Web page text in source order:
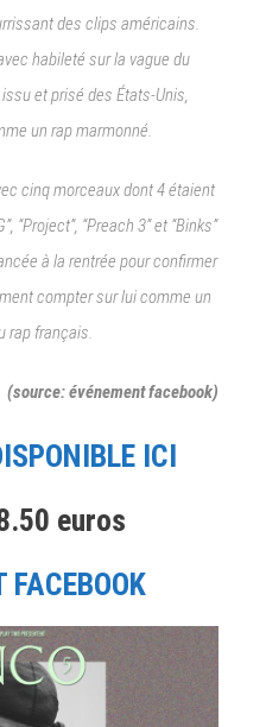
des clips américains.
habileté sur la vague du
et prisé des États-Unis,
un rap marmonné.
cinq morceaux dont 4 étaient
“Project”, “Preach 3” et “Binks”
à la rentrée pour confirmer
compter sur lui comme un
rap français.
(source: événement facebook)
ICI
euros
FACEBOOK